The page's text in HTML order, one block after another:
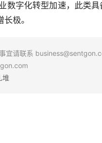
数字化转型加速，此类具
极。
宜请联系